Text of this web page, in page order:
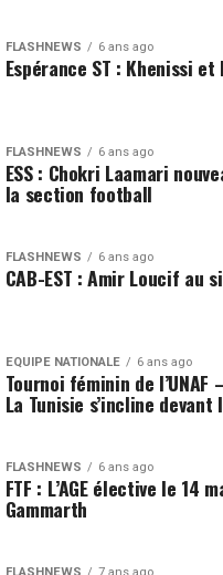
FLASHNEWS 6 ans ago
Espérance ST : Khenissi
FLASHNEWS 6 ans ago
ESS : Chokri Laamari
la section football
FLASHNEWS 6 ans ago
CAB-EST : Amir Loucif au
EQUIPE NATIONALE 6 ans ago
Tournoi féminin de l’UNAF
La Tunisie s’incline
FLASHNEWS 6 ans ago
FTF : L’AGE élective le 14
Gammarth